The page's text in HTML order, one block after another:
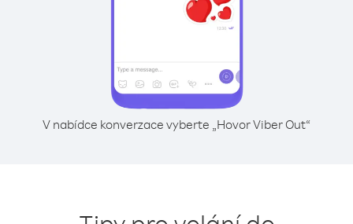
V nabídce konverzace vyberte „Hovor Viber Out“